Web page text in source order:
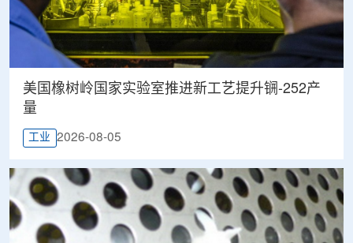
美国橡树岭国家实验室推进新工艺提升锎-252产
量
工业 2026-08-05